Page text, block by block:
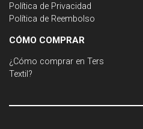
Política de Privacidad
Política de Reembolso
CÓMO COMPRAR
¿Cómo comprar en Ters
Textil?